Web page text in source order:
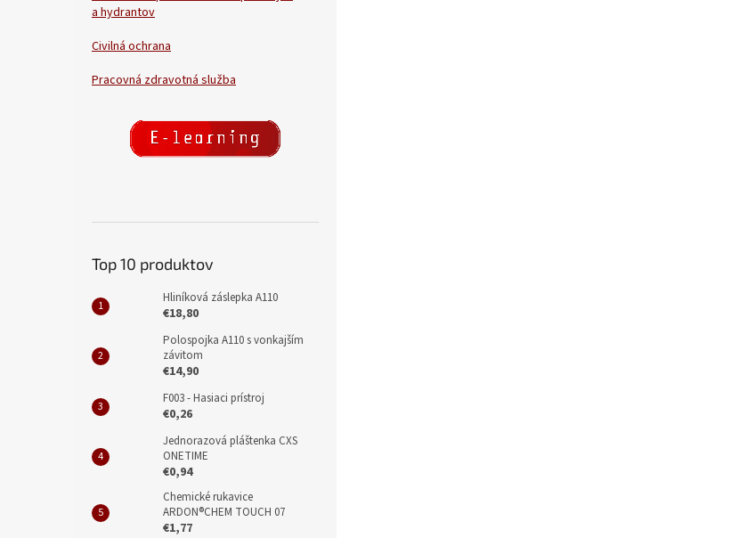
a hydrantov
Civilná ochrana
Pracovná zdravotná služba
Top 10 produktov
Hliníková záslepka A110
€18,80
Polospojka A110 s vonkajším
závitom
€14,90
F003 - Hasiaci prístroj
€0,26
Jednorazová pláštenka CXS
ONETIME
€0,94
Chemické rukavice
ARDON®CHEM TOUCH 07
€1,77